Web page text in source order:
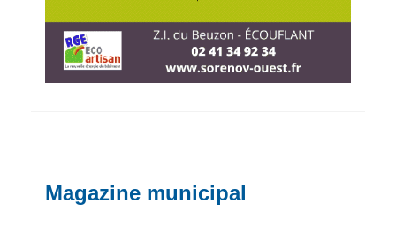
Magazine municipal